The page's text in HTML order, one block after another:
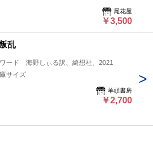
尾花屋
￥3,500
乱
ード 海野しぃる訳、綺想社、2021
サイズ
羊頭書房
￥2,700